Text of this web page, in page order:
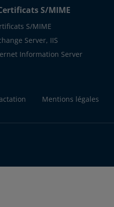
S/MIME
S/MIME
Server, IIS
Information Server
Mentions légales